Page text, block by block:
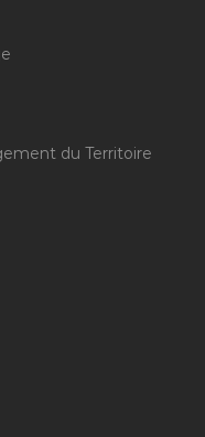
du Territoire